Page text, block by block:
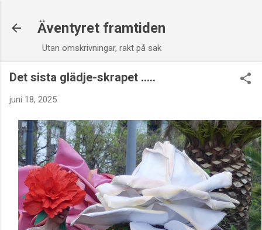
Äventyret framtiden
Utan omskrivningar, rakt på sak
Det sista glädje-skrapet .....
juni 18, 2025